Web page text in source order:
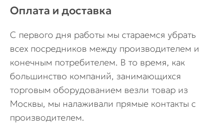
Оплата и доставка
С первого дня работы мы стараемся убрать
всех посредников между производителем и
конечным потребителем. В то время, как
большинство компаний, занимающихся
торговым оборудованием везли товар из
Москвы, мы налаживали прямые контакты с
производителем.